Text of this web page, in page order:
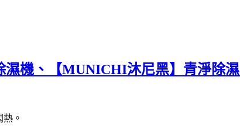
濕機、【MUNICHI沐尼黑】青淨除
。